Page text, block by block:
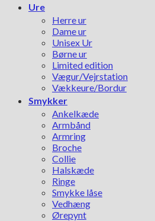
Ure
Herre ur
Dame ur
Unisex Ur
Børne ur
Limited edition
Vægur/Vejrstation
Vækkeure/Bordur
Smykker
Ankelkæde
Armbånd
Armring
Broche
Collie
Halskæde
Ringe
Smykke låse
Vedhæng
Ørepynt